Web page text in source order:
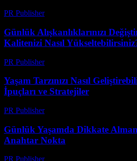
PR Publisher-
Günlük Alışkanlıklarınızı
Kalitenizi Nasıl
PR Publisher-
Yaşam Tarzınızı Nasıl
İpuçları ve Stratejiler
PR Publisher-
Günlük Yaşamda Dikkate
Anahtar Nokta
PR Publisher-